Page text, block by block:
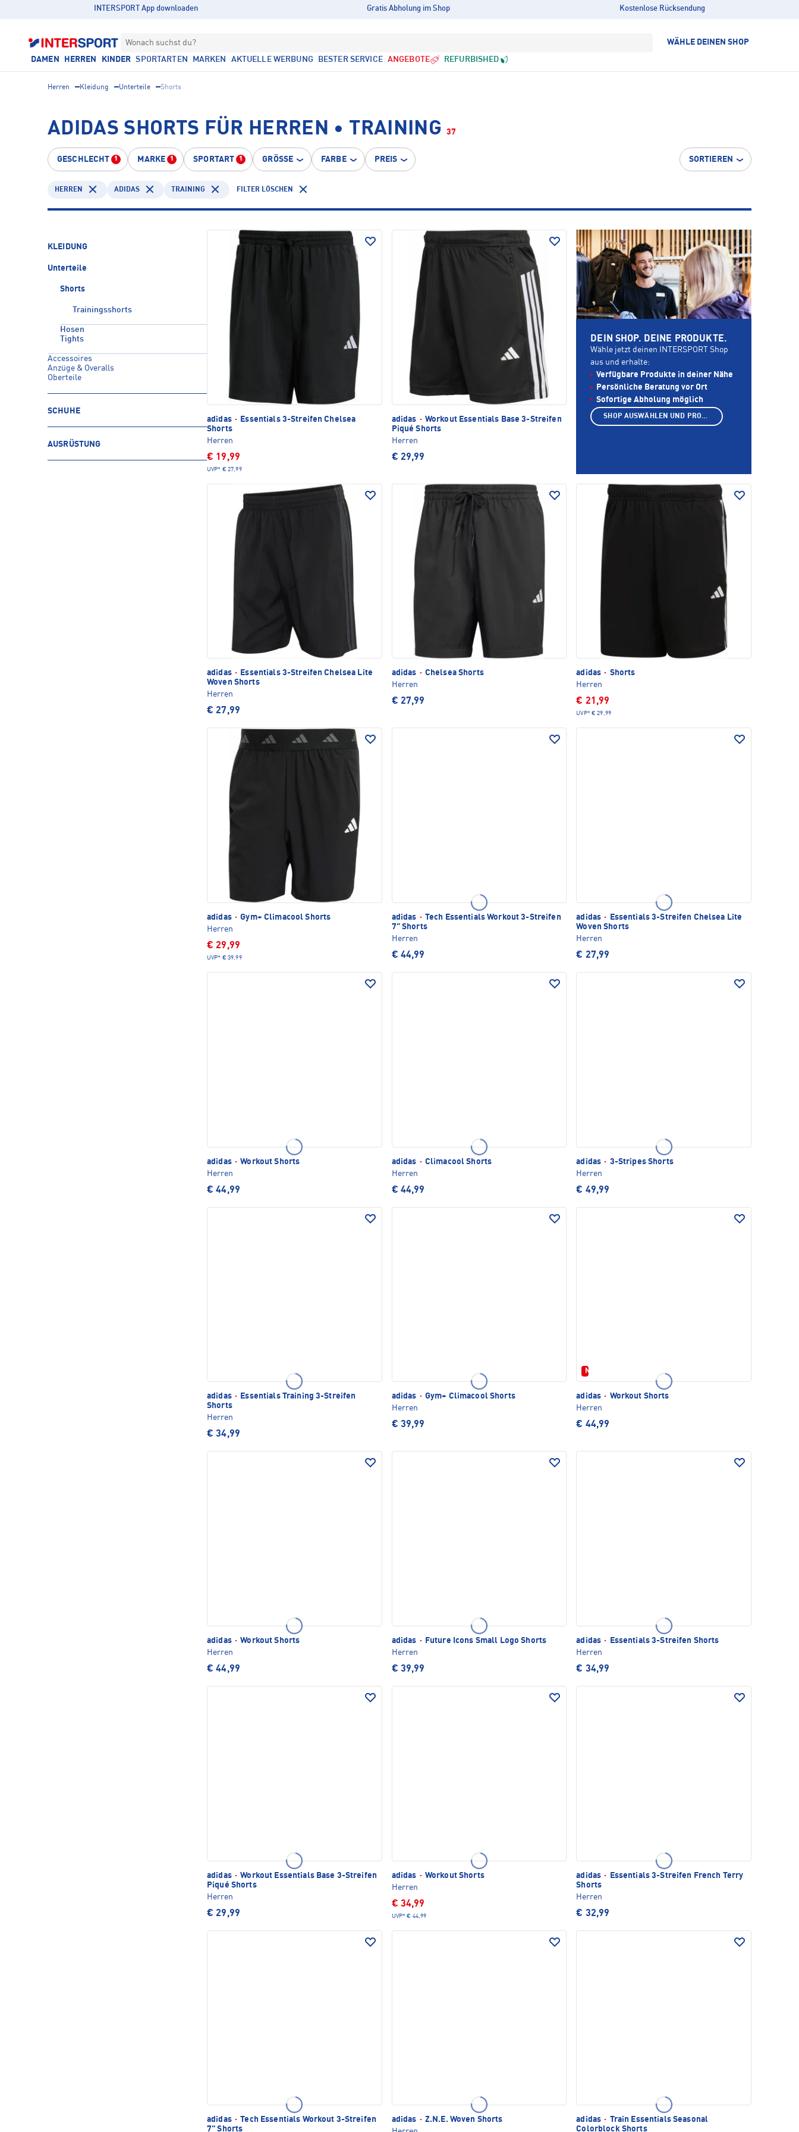
INTERSPORT App downloaden Gratis Abholung im Shop Kostenlose Rücksendung
Wonach suchst du? WÄHLE DEINEN SHOP
DAMEN HERREN KINDER SPORTARTEN MARKEN AKTUELLE WERBUNG BESTER SERVICE ANGEBOTE REFURBISHED
Herren Kleidung Unterteile Shorts
ADIDAS SHORTS FÜR HERREN • TRAINING 37
GESCHLECHT 1 MARKE 1 SPORTART 1 GRÖSSE FARBE PREIS SORTIEREN
HERREN ADIDAS TRAINING FILTER LÖSCHEN
KLEIDUNG
Unterteile
Shorts
Trainingsshorts
Hosen
Tights
Accessoires
Anzüge & Overalls
Oberteile
SCHUHE
AUSRÜSTUNG
adidas ·
Essentials 3-Streifen Chelsea
Shorts
Herren
€ 19,99
UVP* € 27,99
adidas · Workout Essentials Base 3-Streifen
Piqué Shorts
Herren
€ 29,99
adidas ·
Essentials 3-Streifen Chelsea Lite
Woven Shorts
Herren
€ 27,99
adidas · Chelsea Shorts
Herren
€ 27,99
adidas · Shorts
Herren
€ 21,99
UVP* € 29,99
adidas · Gym+ Climacool Shorts
Herren
€ 29,99
UVP* € 39,99
adidas · Tech Essentials Workout 3-Streifen
7" Shorts
Herren
€ 44,99
adidas ·
Essentials 3-Streifen Chelsea Lite
Woven Shorts
Herren
€ 27,99
adidas · Workout Shorts
Herren
€ 44,99
adidas · Climacool Shorts
Herren
€ 44,99
adidas · 3-Stripes Shorts
Herren
€ 49,99
adidas ·
Essentials Training 3-Streifen
Shorts
Herren
€ 34,99
adidas · Gym+ Climacool Shorts
Herren
€ 39,99
Neu
adidas · Workout Shorts
Herren
€ 44,99
adidas · Workout Shorts
Herren
€ 44,99
adidas ·
Future Icons Small Logo Shorts
Herren
€ 39,99
adidas ·
Essentials 3-Streifen Shorts
Herren
€ 34,99
adidas · Workout Essentials Base 3-Streifen
Piqué Shorts
Herren
€ 29,99
adidas · Workout Shorts
Herren
€ 34,99
UVP* € 44,99
adidas ·
Essentials 3-Streifen French Terry
Shorts
Herren
€ 32,99
adidas · Tech Essentials Workout 3-Streifen
7" Shorts
adidas · Z.N.E. Woven Shorts
adidas · Train Essentials Seasonal
Colorblock Shorts
DEIN SHOP. DEINE PRODUKTE.
Wähle jetzt deinen INTERSPORT Shop
aus und erhalte:
Verfügbare Produkte in deiner Nähe
Persönliche Beratung vor Ort
Sofortige Abholung möglich
SHOP AUSWÄHLEN UND PRODUKTE ANZEIGEN